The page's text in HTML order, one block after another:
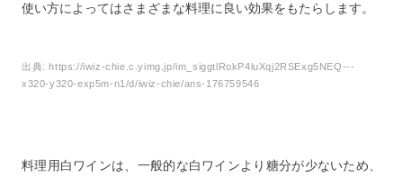
使い方によってはさまざまな料理に良い効果をもたらします。
出典:https://iwiz-chie.c.yimg.jp/im_siggtlRokP4luXqj2RSExg5NEQ---
x320-y320-exp5m-n1/d/iwiz-chie/ans-176759546
料理用白ワインは、一般的な白ワインより糖分が少ないため、